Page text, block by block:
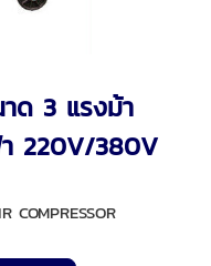
ด 3 แรงม้า
220V/380V
COMPRESSOR